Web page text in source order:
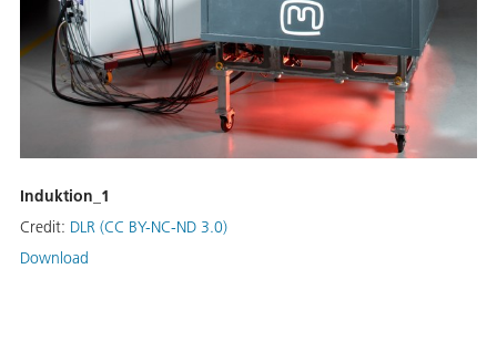
Induktion_1
Credit: DLR (CC BY-NC-ND 3.0)
Download